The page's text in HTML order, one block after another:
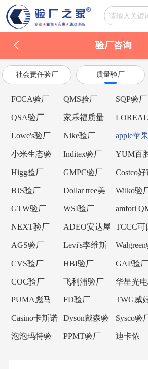
验厂咨询
社会责任验厂 质量验厂
FCCA验厂 QMS验厂 SQP验厂
QSA验厂
家乐福质量
验厂
厂
Lowe's验厂 Nike验厂
apple苹
厂
小米生态验
厂
Inditex验厂
YUM百
厂
Higg验厂 GMPC验厂
Costco
验厂
BJS验厂
Dollar tree美
元树验厂
Wilko验
GTW验厂 WSI验厂
amfori
厂
NEXT验厂
ADEO安达屋
验厂
TCCC可
乐验厂
AGS验厂
Levi's李维斯
验厂
CVS验厂 HBI验厂 GAP验厂
COC验厂 飞利浦验厂
华星光
厂
PUMA彪马
验厂
FD验厂
TWG威
团验厂
Casino卡斯诺
验厂
Dyson戴森验
厂
Sysco验
泡泡玛特验
PPMT验厂
迪卡侬